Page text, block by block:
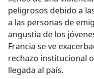
peligrosos debido a
a las personas de
angustia de los
Francia se ve
rechazo institucional
llegada al país.